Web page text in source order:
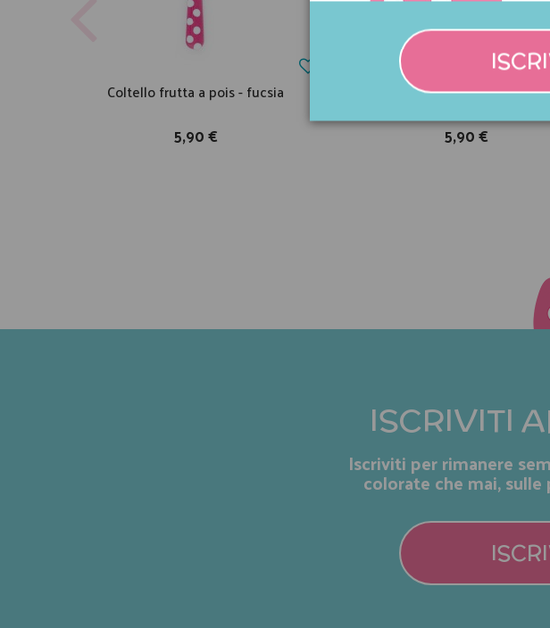
Coltello frutta a pois - fucsia
5,90 €
Coltello da burro piccolo a
5,90 €
ISCRIVITI
Iscriviti per rimanere
colorate che mai,